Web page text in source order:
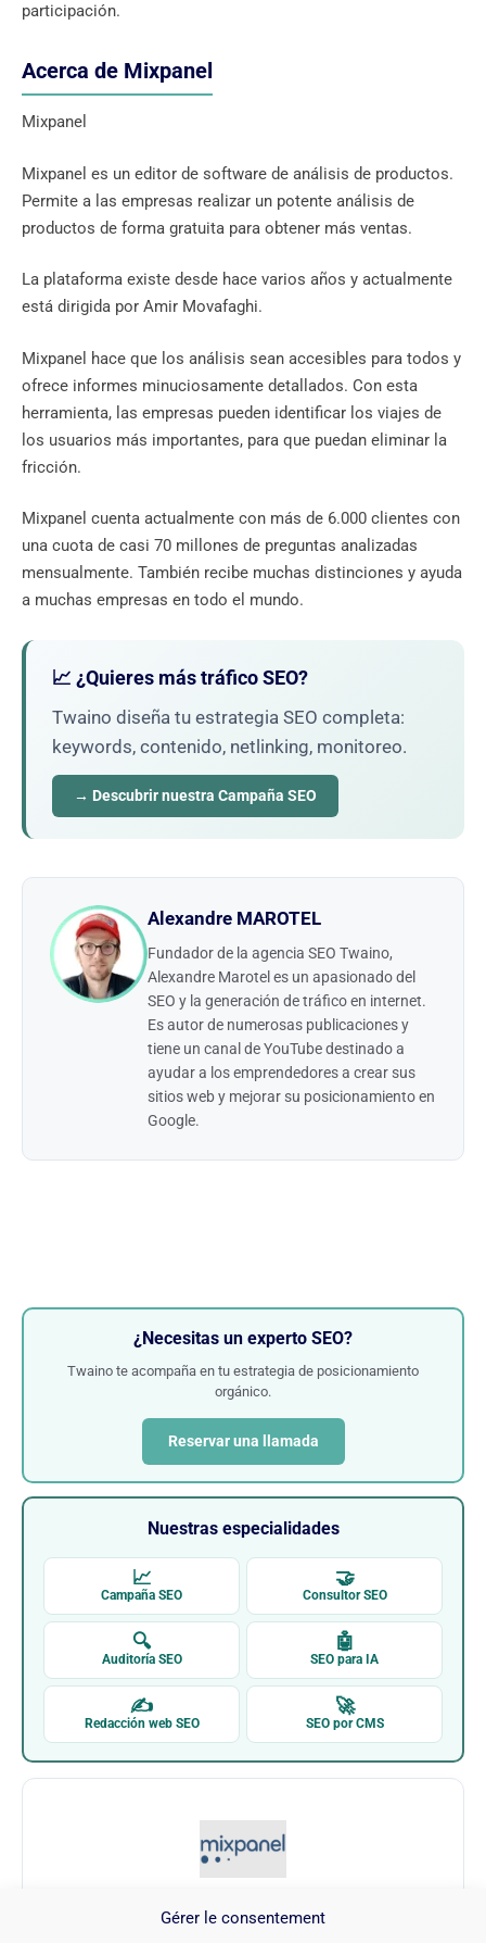
Gérer le consentement
participación.
Acerca de Mixpanel
Mixpanel
Mixpanel es un editor de software de análisis de productos.
Permite a las empresas realizar un potente análisis de
productos de forma gratuita para obtener más ventas.
La plataforma existe desde hace varios años y actualmente
está dirigida por Amir Movafaghi.
Mixpanel hace que los análisis sean accesibles para todos y
ofrece informes minuciosamente detallados. Con esta
herramienta, las empresas pueden identificar los viajes de
los usuarios más importantes, para que puedan eliminar la
fricción.
Mixpanel cuenta actualmente con más de 6.000 clientes con
una cuota de casi 70 millones de preguntas analizadas
mensualmente. También recibe muchas distinciones y ayuda
a muchas empresas en todo el mundo.
📈 ¿Quieres más tráfico SEO?
Twaino diseña tu estrategia SEO completa:
keywords, contenido, netlinking, monitoreo.
→ Descubrir nuestra Campaña SEO
Alexandre MAROTEL
Fundador de la agencia SEO Twaino,
Alexandre Marotel es un apasionado del
SEO y la generación de tráfico en internet.
Es autor de numerosas publicaciones y
tiene un canal de YouTube destinado a
ayudar a los emprendedores a crear sus
sitios web y mejorar su posicionamiento en
Google.
¿Necesitas un experto SEO?
Twaino te acompaña en tu estrategia de posicionamiento
orgánico.
Reservar una llamada
Nuestras especialidades
📈
Campaña SEO
🤝
Consultor SEO
🔍
Auditoría SEO
🤖
SEO para IA
✍
Redacción web SEO
🚀
SEO por CMS